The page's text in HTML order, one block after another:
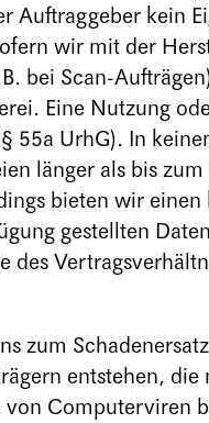
Auftraggeber kein
wir mit der
bei Scan-
Eine Nutzung
55a UrhG). In
länger als bis
bieten wir
gestellten
des
zum
entstehen,
Computerviren